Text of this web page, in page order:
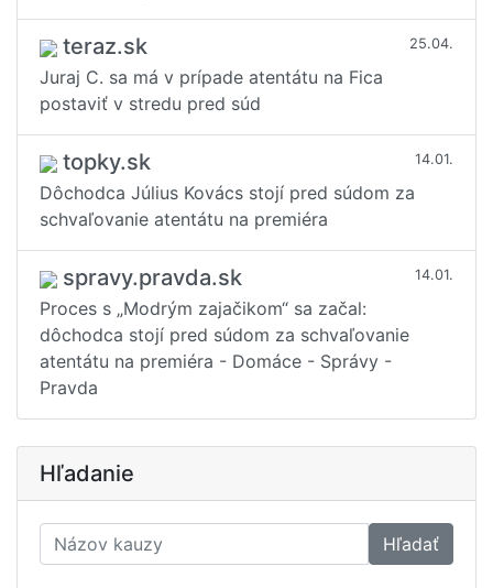
teraz.sk 25.04.
Juraj C. sa má v prípade atentátu na Fica
postaviť v stredu pred súd
topky.sk 14.01.
Dôchodca Július Kovács stojí pred súdom za
schvaľovanie atentátu na premiéra
spravy.pravda.sk 14.01.
Proces s „Modrým zajačikom“ sa začal:
dôchodca stojí pred súdom za schvaľovanie
atentátu na premiéra - Domáce - Správy -
Pravda
Hľadanie